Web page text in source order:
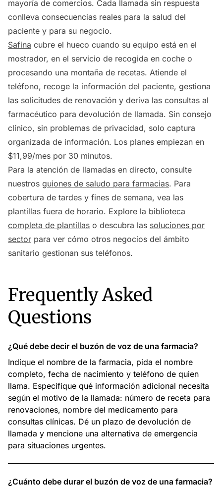
mayoría de comercios. Cada llamada sin respuesta
conlleva consecuencias reales para la salud del
paciente y para su negocio.
Safina cubre el hueco cuando su equipo está en el
mostrador, en el servicio de recogida en coche o
procesando una montaña de recetas. Atiende el
teléfono, recoge la información del paciente, gestiona
las solicitudes de renovación y deriva las consultas al
farmacéutico para devolución de llamada. Sin consejo
clínico, sin problemas de privacidad, solo captura
organizada de información. Los planes empiezan en
$11,99/mes por 30 minutos.
Para la atención de llamadas en directo, consulte
nuestros guiones de saludo para farmacias. Para
cobertura de tardes y fines de semana, vea las
plantillas fuera de horario. Explore la biblioteca
completa de plantillas o descubra las soluciones por
sector para ver cómo otros negocios del ámbito
sanitario gestionan sus teléfonos.
Frequently Asked
Questions
¿Qué debe decir el buzón de voz de una farmacia?
Indique el nombre de la farmacia, pida el nombre
completo, fecha de nacimiento y teléfono de quien
llama. Especifique qué información adicional necesita
según el motivo de la llamada: número de receta para
renovaciones, nombre del medicamento para
consultas clínicas. Dé un plazo de devolución de
llamada y mencione una alternativa de emergencia
para situaciones urgentes.
¿Cuánto debe durar el buzón de voz de una farmacia?